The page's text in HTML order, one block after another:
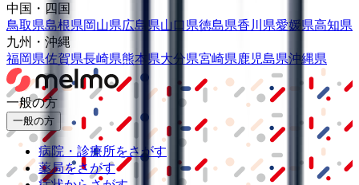
中国・四国
鳥取県島根県岡山県広島県山口県徳島県香川県愛媛県高知県
九州・沖縄
福岡県佐賀県長崎県熊本県大分県宮崎県鹿児島県沖縄県
一般の方
一般の方
病院・診療所をさがす
薬局をさがす